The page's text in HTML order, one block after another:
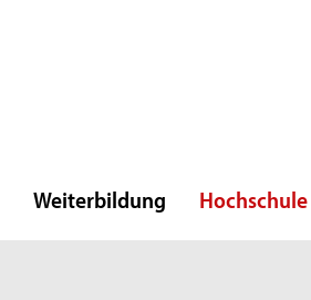
Weiterbildung Hochschule